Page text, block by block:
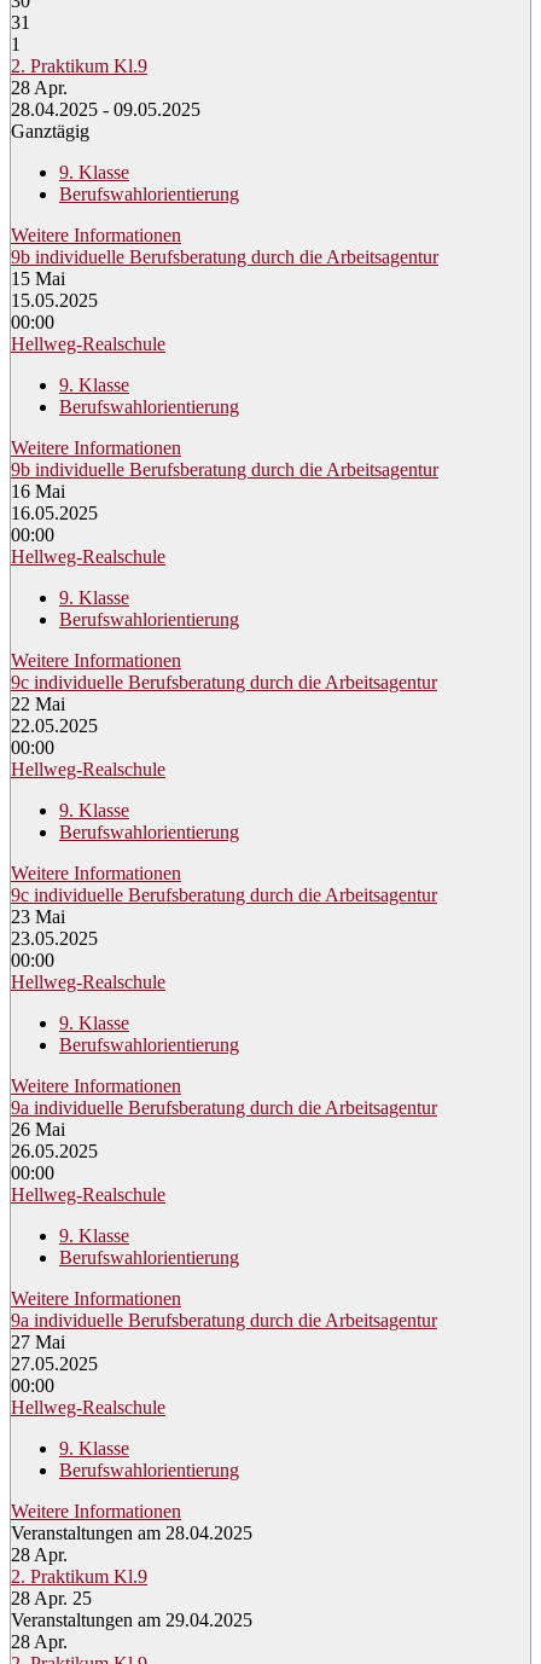
31
1
2. Praktikum Kl.9
28 Apr.
28.04.2025 - 09.05.2025
Ganztägig
9. Klasse
Berufswahlorientierung
Weitere Informationen
9b individuelle Berufsberatung durch die Arbeitsagentur
15 Mai
15.05.2025
00:00
Hellweg-Realschule
9. Klasse
Berufswahlorientierung
Weitere Informationen
9b individuelle Berufsberatung durch die Arbeitsagentur
16 Mai
16.05.2025
00:00
Hellweg-Realschule
9. Klasse
Berufswahlorientierung
Weitere Informationen
9c individuelle Berufsberatung durch die Arbeitsagentur
22 Mai
22.05.2025
00:00
Hellweg-Realschule
9. Klasse
Berufswahlorientierung
Weitere Informationen
9c individuelle Berufsberatung durch die Arbeitsagentur
23 Mai
23.05.2025
00:00
Hellweg-Realschule
9. Klasse
Berufswahlorientierung
Weitere Informationen
9a individuelle Berufsberatung durch die Arbeitsagentur
26 Mai
26.05.2025
00:00
Hellweg-Realschule
9. Klasse
Berufswahlorientierung
Weitere Informationen
9a individuelle Berufsberatung durch die Arbeitsagentur
27 Mai
27.05.2025
00:00
Hellweg-Realschule
9. Klasse
Berufswahlorientierung
Weitere Informationen
Veranstaltungen am 28.04.2025
28 Apr.
2. Praktikum Kl.9
28 Apr. 25
Veranstaltungen am 29.04.2025
28 Apr.